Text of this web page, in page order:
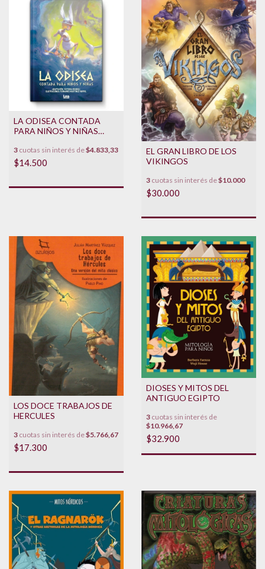
LA ODISEA CONTADA
PARA NIÑOS Y NIÑAS
3 cuotas sin interés de$4.833,33
$14.500
EL GRAN LIBRO DE LOS
VIKINGOS
3 cuotas sin interés de$10.000
$30.000
LOS DOCE TRABAJOS DE
HERCULES
3 cuotas sin interés de$5.766,67
$17.300
DIOSES Y MITOS DEL
ANTIGUO EGIPTO
3 cuotas sin interés de
$10.966,67
$32.900